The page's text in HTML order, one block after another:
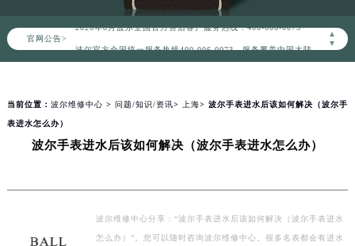
官网公告>
▲
▼
2026年8月波尔全国官方售后客户服务热线：400-006-0073
2026年8月波尔售后服务中心最新网点地址：
北京市东城区东长安街1号东方广场写字楼W3座6层602室（需提前预约）
上海市徐汇区虹桥路3号港汇中心写字楼2座37层3705室（需提前预约）
常州市新北区龙锦路1590号现代传媒中心写字楼5号楼10层1008室（需提前预约）
徐州市鼓楼区淮海东路29号苏宁广场IFC国际金融中心写字楼35层3508室（需提前预约）
当前位置： 波尔维修中心 > 问题/知识/资讯> 上海> 波尔手表进水后该如何解决（波尔手
表进水怎么办）
波尔手表进水后该如何解决（波尔手表进水怎么办）
波尔维修中心分享：“波尔手表进水后该如何解决（波尔手表进水
怎么办）”。您可以随时咨询波尔维修中心。很多名表都会有进水